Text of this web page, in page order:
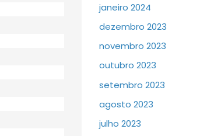
janeiro 2024
dezembro 2023
novembro 2023
outubro 2023
setembro 2023
agosto 2023
julho 2023